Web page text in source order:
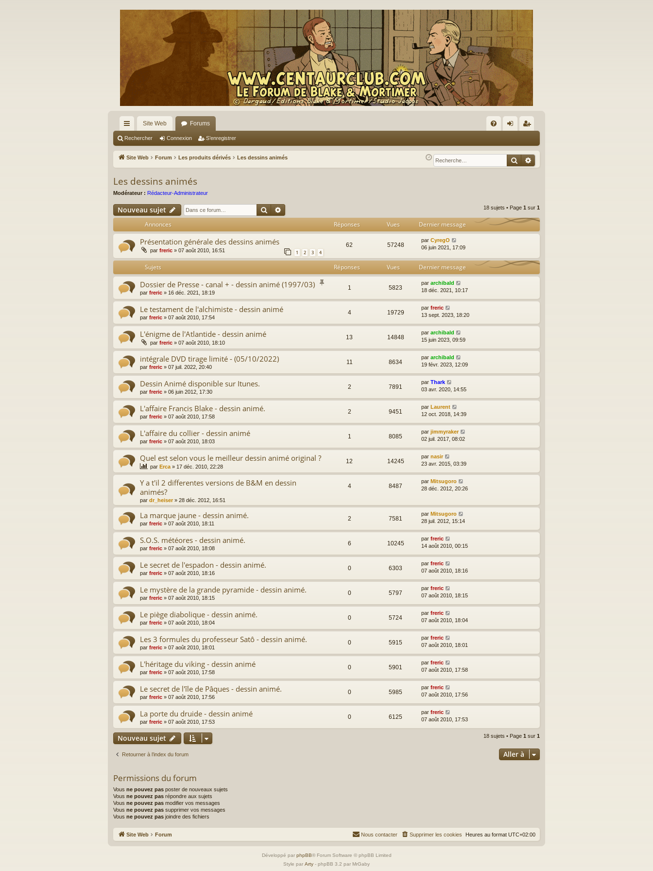
cc
ès
ra
pi
de
Site Web Forums
Q ne
xi
nr
eg
r
Rechercher Connexion S’enregistrer
Site Web Forum Les produits dérivés Les dessins animés Rechercher
Recherche avancée
Les dessins animés
Modérateur : Rédacteur-Administrateur
Nouveau sujet Rechercher 18 sujets • Page 1 sur 1
Annonces Réponses Vues Dernier message
Présentation générale des dessins animés
par freric » 07 août 2010, 16:51 1 2 3 4
62 57248
par CyregO
06 juin 2021, 17:09
Sujets Réponses Vues Dernier message
Dossier de Presse - canal + - dessin animé (1997/03)
par freric » 16 déc. 2021, 18:19
1 5823
par archibald
18 déc. 2021, 10:17
Le testament de l'alchimiste - dessin animé
par freric » 07 août 2010, 17:54
4 19729
par freric
13 sept. 2023, 18:20
L'énigme de l'Atlantide - dessin animé
par freric » 07 août 2010, 18:10
13 14848
par archibald
15 juin 2023, 09:59
intégrale DVD tirage limité - (05/10/2022)
par freric » 07 juil. 2022, 20:40
11 8634
par archibald
19 févr. 2023, 12:09
Dessin Animé disponible sur Itunes.
par freric » 06 juin 2012, 17:30
2 7891
par Thark
03 avr. 2020, 14:55
L'affaire Francis Blake - dessin animé.
par freric » 07 août 2010, 17:58
2 9451
par Laurent
12 oct. 2018, 14:39
L'affaire du collier - dessin animé
par freric » 07 août 2010, 18:03
1 8085
par jimmyraker
02 juil. 2017, 08:02
Quel est selon vous le meilleur dessin animé original ?
par Erca » 17 déc. 2010, 22:28
12 14245
par nasir
23 avr. 2015, 03:39
Y a t'il 2 differentes versions de B&M en dessin
animés?
par dr_heiser » 28 déc. 2012, 16:51
4 8487
par Mitsugoro
28 déc. 2012, 20:26
La marque jaune - dessin animé.
par freric » 07 août 2010, 18:11
2 7581
par Mitsugoro
28 juil. 2012, 15:14
S.O.S. météores - dessin animé.
par freric » 07 août 2010, 18:08
6 10245
par freric
14 août 2010, 00:15
Le secret de l'espadon - dessin animé.
par freric » 07 août 2010, 18:16
0 6303
par freric
07 août 2010, 18:16
Le mystère de la grande pyramide - dessin animé.
par freric » 07 août 2010, 18:15
0 5797
par freric
07 août 2010, 18:15
Le piège diabolique - dessin animé.
par freric » 07 août 2010, 18:04
0 5724
par freric
07 août 2010, 18:04
Les 3 formules du professeur Satô - dessin animé.
par freric » 07 août 2010, 18:01
0 5915
par freric
07 août 2010, 18:01
L'héritage du viking - dessin animé
par freric » 07 août 2010, 17:58
0 5901
par freric
07 août 2010, 17:58
Le secret de l'île de Pâques - dessin animé.
par freric » 07 août 2010, 17:56
0 5985
par freric
07 août 2010, 17:56
La porte du druide - dessin animé
par freric » 07 août 2010, 17:53
0 6125
par freric
07 août 2010, 17:53
Nouveau sujet 18 sujets • Page 1 sur 1
Retourner à l’index du forum Aller à
Permissions du forum
Vous ne pouvez pas poster de nouveaux sujets
Vous ne pouvez pas répondre aux sujets
Vous ne pouvez pas modifier vos messages
Vous ne pouvez pas supprimer vos messages
Vous ne pouvez pas joindre des fichiers
Site Web Forum Heures au format UTC+02:00
Supprimer les cookies
Nous contacter
Développé par phpBB® Forum Software © phpBB Limited
Style par Arty - phpBB 3.2 par MrGaby